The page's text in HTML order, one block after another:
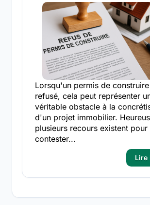
Lorsqu'un permis de
refusé, cela peut représenter
véritable obstacle à la
d'un projet immobilier.
plusieurs recours existent pour
contester...
Lire